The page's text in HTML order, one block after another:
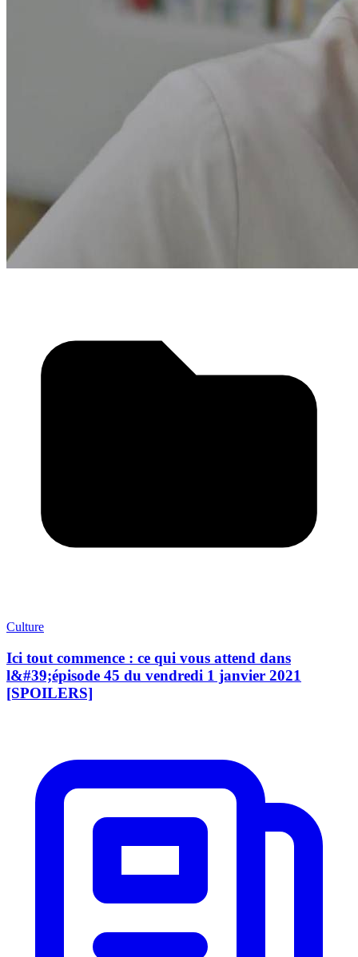
Culture
Ici tout commence : ce qui vous attend dans
l&#39;épisode 45 du vendredi 1 janvier 2021
[SPOILERS]